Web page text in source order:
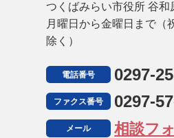
つくばみらい市役所 谷和
月曜日から金曜日まで（
除く）
電話番号 0297-
ファクス番号 0297-
メール 相談フ